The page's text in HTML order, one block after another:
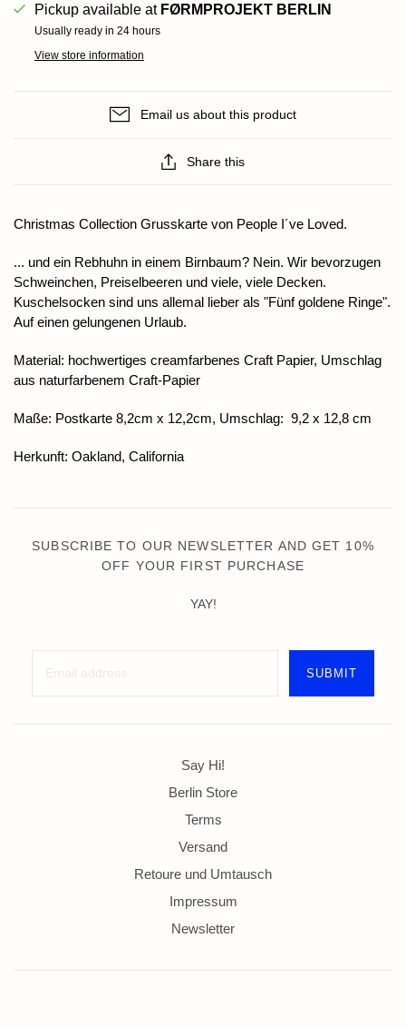
Pickup available at FØRMPROJEKT BERLIN
Usually ready in 24 hours
View store information
Email us about this product
Share this
Christmas Collection Grusskarte von People I´ve Loved.
... und ein Rebhuhn in einem Birnbaum? Nein. Wir bevorzugen
Schweinchen, Preiselbeeren und viele, viele Decken.
Kuschelsocken sind uns allemal lieber als "Fünf goldene Ringe".
Auf einen gelungenen Urlaub.
Material: hochwertiges creamfarbenes Craft Papier, Umschlag
aus naturfarbenem Craft-Papier
Maße: Postkarte 8,2cm x 12,2cm, Umschlag: 9,2 x 12,8 cm
Herkunft: Oakland, California
SUBSCRIBE TO OUR NEWSLETTER AND GET 10%
OFF YOUR FIRST PURCHASE
YAY!
Say Hi!
Berlin Store
Terms
Versand
Retoure und Umtausch
Impressum
Newsletter